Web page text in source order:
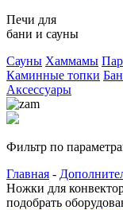
Печи для
бани и сауны
Сауны Хаммамы
Каминные топки
Аксессуары
Фильтр по
Главная -
Ножки для
подобрать